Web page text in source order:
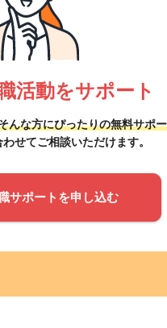
活動をサポート
んな方にぴったりの無料サポ
せてご相談いただけます。
サポートを申し込む